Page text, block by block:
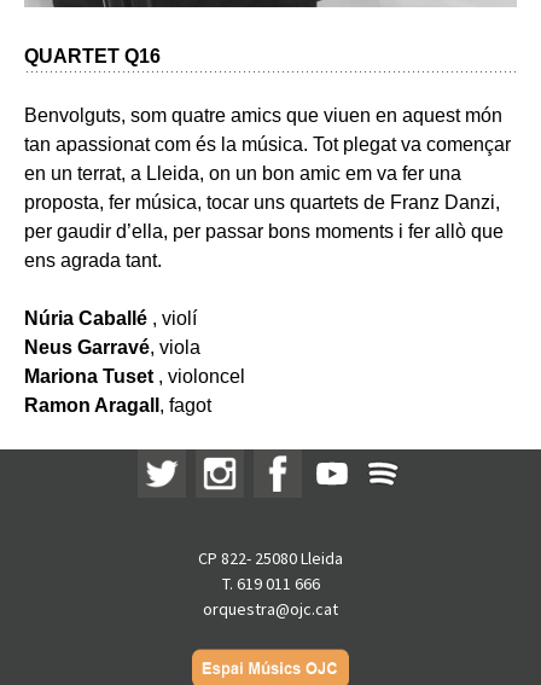
QUARTET Q16
Benvolguts, som quatre amics que viuen en aquest món
tan apassionat com és la música. Tot plegat va començar
en un terrat, a Lleida, on un bon amic em va fer una
proposta, fer música, tocar uns quartets de Franz Danzi,
per gaudir d’ella, per passar bons moments i fer allò que
ens agrada tant.
Núria Caballé , violí
Neus Garravé, viola
Mariona Tuset , violoncel
Ramon Aragall , fagot
CP 822- 25080 Lleida
T. 619 011 666
orquestra@ojc.cat